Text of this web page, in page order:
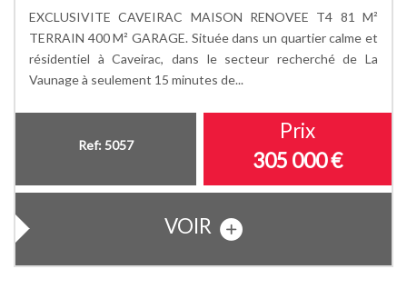
EXCLUSIVITE CAVEIRAC MAISON RENOVEE T4 81 M²
TERRAIN 400 M² GARAGE. Située dans un quartier calme et
résidentiel à Caveirac, dans le secteur recherché de La
Vaunage à seulement 15 minutes de...
Ref: 5057
Prix
305 000€
VOIR